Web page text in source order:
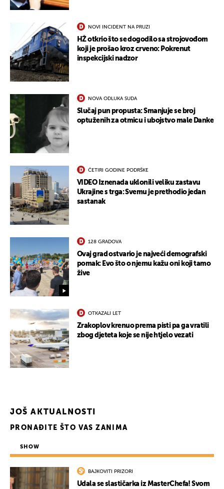
NOVI INCIDENT NA PRUZI
HŽ otkrio što se dogodilo sa strojovođom
koji je prošao kroz crveno: Pokrenut
inspekcijski nadzor
NOVA ODLUKA SUDA
Slučaj pun propusta: Smanjuje se broj
optuženih za otmicu i ubojstvo male Danke
ČETIRI GODINE PODRŠKE
VIDEO Iznenada uklonili veliku zastavu
Ukrajine s trga: Svemu je prethodio jedan
sastanak
128 GRADOVA
Ovaj grad ostvario je najveći demografski
pomak: Evo što o njemu kažu oni koji tamo
žive
OTKAZALI LET
Zrakoplov krenuo prema pisti pa ga vratili
zbog djeteta koje se nije htjelo vezati
JOŠ AKTUALNOSTI
PRONAĐITE ŠTO VAS ZANIMA
SHOW
BAJKOVITI PRIZORI
Udala se slastičarka iz MasterChefa! Svom
UKLJUČITE NOTIFIKACIJE